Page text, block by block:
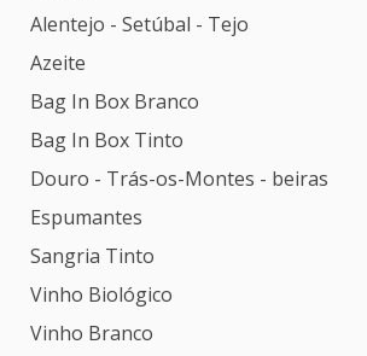
Alentejo - Setúbal - Tejo
Azeite
Bag In Box Branco
Bag In Box Tinto
Douro - Trás-os-Montes - beiras
Espumantes
Sangria Tinto
Vinho Biológico
Vinho Branco